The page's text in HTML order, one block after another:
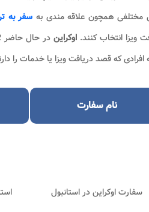
مختلفی همچون علاقه مندی به سفر به
ویزا انتخاب کنند. اوکراین در حال حاضر 2 کنسولگری برای رسیدگی به امور مراجعین در ترکیه دارد.
افرادی که قصد دریافت ویزا یا خدمات را
نام سفارت
سفارت اوکراین در استانبول